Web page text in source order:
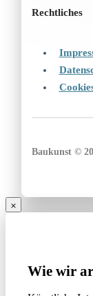
Rechtliches
Baukunst ©
Wie wir